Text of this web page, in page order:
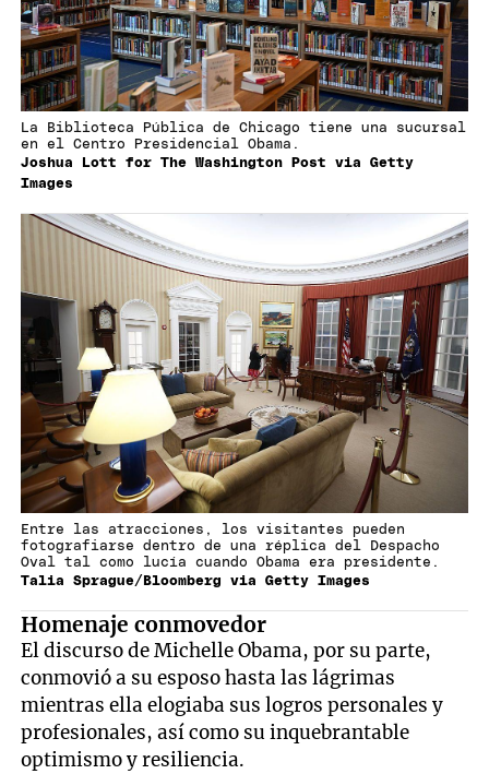
Joshua Lott for The Washington Post via Getty
Images
La Biblioteca Pública de Chicago tiene una sucursal
en el Centro Presidencial Obama.
Talia Sprague/Bloomberg via Getty Images
Entre las atracciones, los visitantes pueden
fotografiarse dentro de una réplica del Despacho
Oval tal como lucía cuando Obama era presidente.
Homenaje conmovedor
El discurso de Michelle Obama, por su parte,
conmovió a su esposo hasta las lágrimas
mientras ella elogiaba sus logros personales y
profesionales, así como su inquebrantable
optimismo y resiliencia.